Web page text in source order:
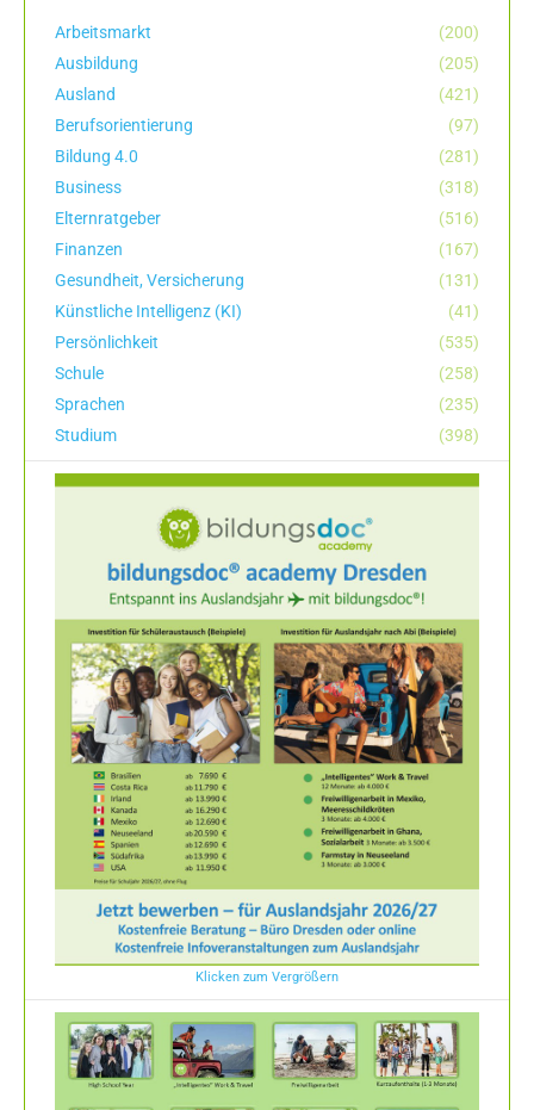
Arbeitsmarkt
(200)
Ausbildung
(205)
Ausland
(421)
Berufsorientierung
(97)
Bildung 4.0
(281)
Business
(318)
Elternratgeber
(516)
Finanzen
(167)
Gesundheit, Versicherung
(131)
Künstliche Intelligenz (KI)
(41)
Persönlichkeit
(535)
Schule
(258)
Sprachen
(235)
Studium
(398)
Klicken zum Vergrößern